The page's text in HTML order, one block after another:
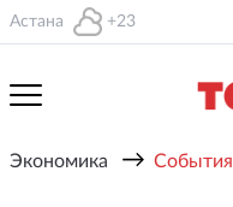
Астана +23
Экономика → События